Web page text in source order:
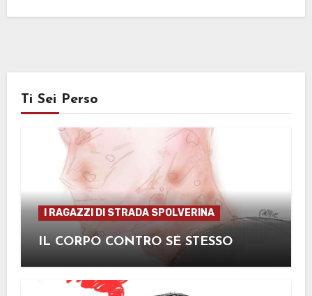
Ti Sei Perso
I RAGAZZI DI STRADA SPOLVERINA
IL CORPO CONTRO SÉ STESSO